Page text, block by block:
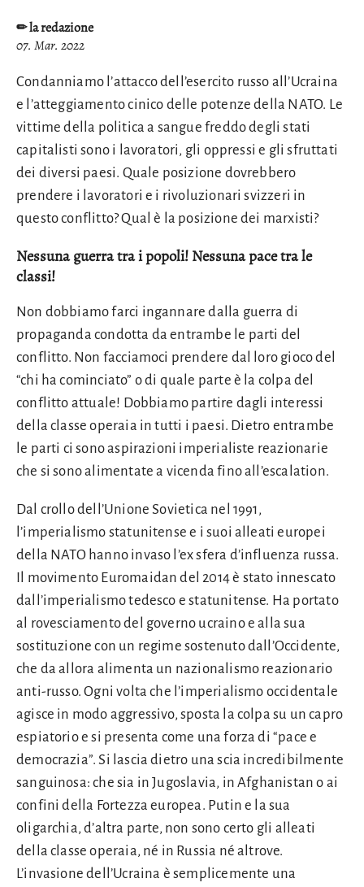
✏ la redazione
07. Mar. 2022
Condanniamo l’attacco dell’esercito russo all’Ucraina
e l’atteggiamento cinico delle potenze della NATO. Le
vittime della politica a sangue freddo degli stati
capitalisti sono i lavoratori, gli oppressi e gli sfruttati
dei diversi paesi. Quale posizione dovrebbero
prendere i lavoratori e i rivoluzionari svizzeri in
questo conflitto? Qual è la posizione dei marxisti?
Nessuna guerra tra i popoli! Nessuna pace tra le
classi!
Non dobbiamo farci ingannare dalla guerra di
propaganda condotta da entrambe le parti del
conflitto. Non facciamoci prendere dal loro gioco del
“chi ha cominciato” o di quale parte è la colpa del
conflitto attuale! Dobbiamo partire dagli interessi
della classe operaia in tutti i paesi. Dietro entrambe
le parti ci sono aspirazioni imperialiste reazionarie
che si sono alimentate a vicenda fino all’escalation.
Dal crollo dell’Unione Sovietica nel 1991,
l’imperialismo statunitense e i suoi alleati europei
della NATO hanno invaso l’ex sfera d’influenza russa.
Il movimento Euromaidan del 2014 è stato innescato
dall’imperialismo tedesco e statunitense. Ha portato
al rovesciamento del governo ucraino e alla sua
sostituzione con un regime sostenuto dall’Occidente,
che da allora alimenta un nazionalismo reazionario
anti-russo. Ogni volta che l’imperialismo occidentale
agisce in modo aggressivo, sposta la colpa su un capro
espiatorio e si presenta come una forza di “pace e
democrazia”. Si lascia dietro una scia incredibilmente
sanguinosa: che sia in Jugoslavia, in Afghanistan o ai
confini della Fortezza europea. Putin e la sua
oligarchia, d’altra parte, non sono certo gli alleati
della classe operaia, né in Russia né altrove.
L’invasione dell’Ucraina è semplicemente una